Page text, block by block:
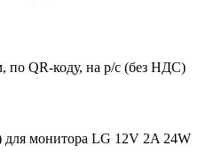
по QR-коду, на р/с (без НДС)
для монитора LG 12V 2A 24W